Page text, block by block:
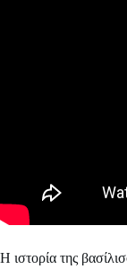
Η ιστορία της